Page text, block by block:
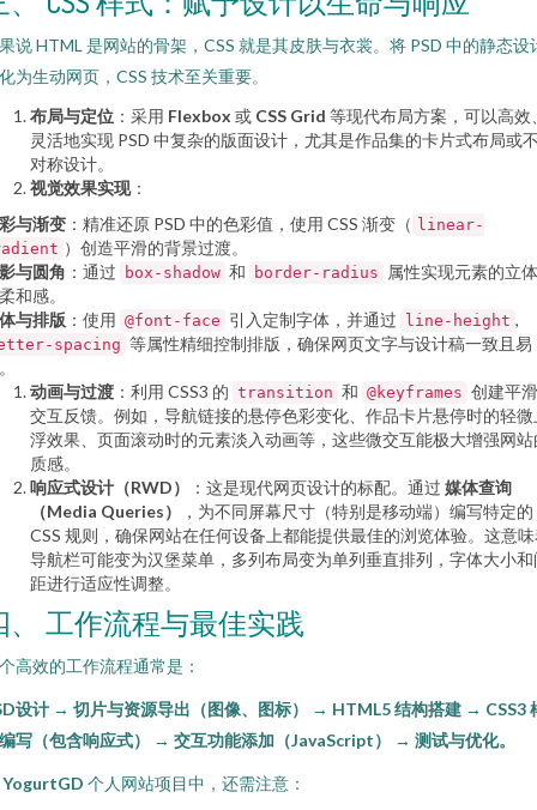
说 HTML 是网站的骨架，CSS 就是其皮肤与衣裳。将 PSD 中的静态设
为生动网页，CSS 技术至关重要。
布局与定位 ：采用 Flexbox 或 CSS Grid 等现代布局方案，可以高效
灵活地实现 PSD 中复杂的版面设计，尤其是作品集的卡片式布局或
对称设计。
视觉效果实现：
与渐变 ：精准还原 PSD 中的色彩值，使用 CSS 渐变（ linear-
）创造平滑的背景过渡。
与圆角 ：通过 box-shadow 和 border-radius
属性实现元素的立
和感。
与排版 ：使用 @font-face 引入定制字体，并通过 line-height ,
spacing 等属性精细控制排版，确保网页文字与设计稿一致且易
动画与过渡 ：利用 CSS3 的 transition 和 @keyframes 创建平
交互反馈。例如，导航链接的悬停色彩变化、作品卡片悬停时的轻微
浮效果、页面滚动时的元素淡入动画等，这些微交互能极大增强网站
质感。
响应式设计（RWD）
：这是现代网页设计的标配。通过 媒体查询
（Media Queries）
，为不同屏幕尺寸（特别是移动端）编写特定的
CSS 规则，确保网站在任何设备上都能提供最佳的浏览体验。这意
导航栏可能变为汉堡菜单，多列布局变为单列垂直排列，字体大小和
距进行适应性调整。
、 工作流程与最佳实践
高效的工作流程通常是：
设计 → 切片与资源导出（图像、图标） → HTML5 结构搭建 → CSS3
写（包含响应式） → 交互功能添加（JavaScript） → 测试与优化。
YogurtGD 个人网站项目中，还需注意：